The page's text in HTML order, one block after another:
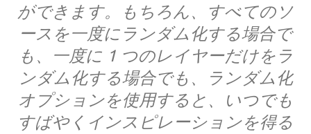
ができます。もちろん、すべてのソ
ースを一度にランダム化する場合で
も、一度に 1 つのレイヤーだけをラ
ンダム化する場合でも、ランダム化
オプションを使用すると、いつでも
すばやくインスピレーションを得る